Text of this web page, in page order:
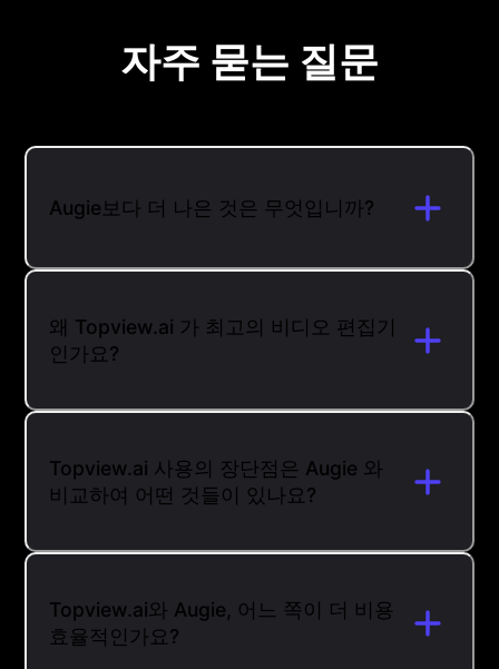
자주 묻는 질문
Augie보다 더 나은 것은 무엇입니까?
왜 Topview.ai 가 최고의 비디오 편집기
인가요?
Topview.ai 사용의 장단점은 Augie 와
비교하여 어떤 것들이 있나요?
Topview.ai와 Augie, 어느 쪽이 더 비용
효율적인가요?